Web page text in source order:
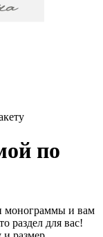
по
монограммы и вам
раздел для вас!